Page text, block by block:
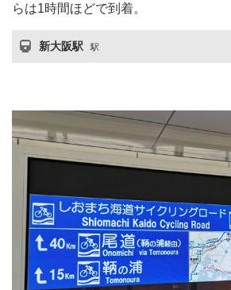
らは1時間ほどで到着。
新大阪駅 駅